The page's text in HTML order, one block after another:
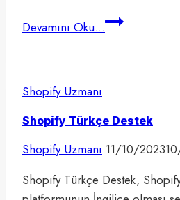
Devamını Oku...İkas
Yapar?
İKAS:
Nesil
Shopify Uzmanı
Shopify Türkçe Destek
Shopify Uzmanı 11/10/2023
Shopify Türkçe Destek,